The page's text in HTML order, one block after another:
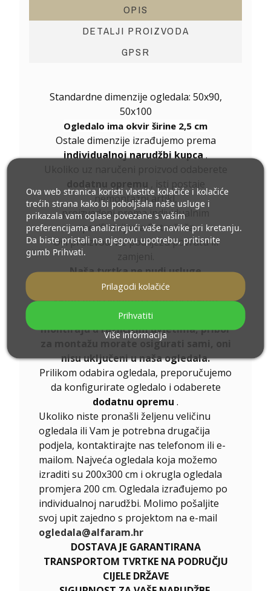
OPIS
DETALJI PROIZVODA
GPSR
Standardne dimenzije ogledala: 50x90,
50x100
Ogledalo ima okvir širine 2,5 cm
Ostale dimenzije izrađujemo prema
individualnoj narudžbi kupca.
nemontažni artikl,
proizvedeni prema individualnim
specifikacijama Potrošača
Ovi proizvodi ne podliježu povratu ili
Naša tvrtka ne nudi usluge
postavljanja ogledala za kupce. Mi
samo proizvodimo i isporučujemo
ogledala. Budući da se ogledala
montiraju u različitim uvjetima, pribor
za montažu morate osigurati sami, oni
nisu uključeni u naša ogledala.
Prilikom odabira ogledala, preporučujemo
da konfigurirate ogledalo i odaberete
dodatnu opremu .
Ukoliko niste pronašli željenu veličinu
ogledala ili Vam je potrebna drugačija
podjela, kontaktirajte nas telefonom ili e-
mailom. Najveća ogledala koja možemo
izraditi su 200x300 cm i okrugla ogledala
promjera 200 cm. Ogledala izrađujemo po
individualnoj narudžbi. Molimo pošaljite
svoj upit zajedno s projektom na e-mail
ogledala@alfaram.hr
DOSTAVA JE GARANTIRANA
TRANSPORTOM TVRTKE NA PODRUČJU
CIJELE DRŽAVE
Ova web stranica koristi vlastite kolačiće i kolačiće
trećih strana kako bi poboljšala naše usluge i
prikazala vam oglase povezane s vašim
preferencijama analizirajući vaše navike pri kretanju.
Da biste pristali na njegovu upotrebu, pritisnite
gumb Prihvati.
Više informacija
Prilagodi kolačiće
Prihvatiti